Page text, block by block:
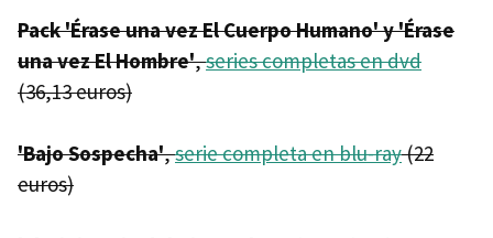
Pack 'Érase una vez El Cuerpo Humano' y 'Érase
una vez El Hombre',series completas en dvd
(36,13 euros)
'Bajo Sospecha',serie completa en blu-ray(22
euros)